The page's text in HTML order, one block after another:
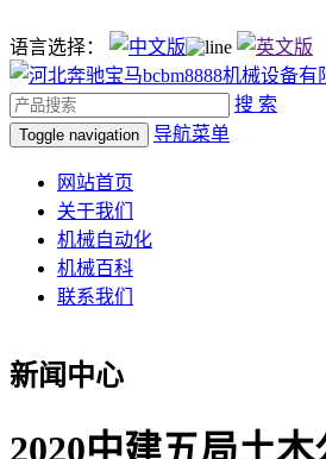
语言选择：
搜 索
Toggle navigation 导航菜单
网站首页
关于我们
机械自动化
机械百科
联系我们
新闻中心
2020中建五局土